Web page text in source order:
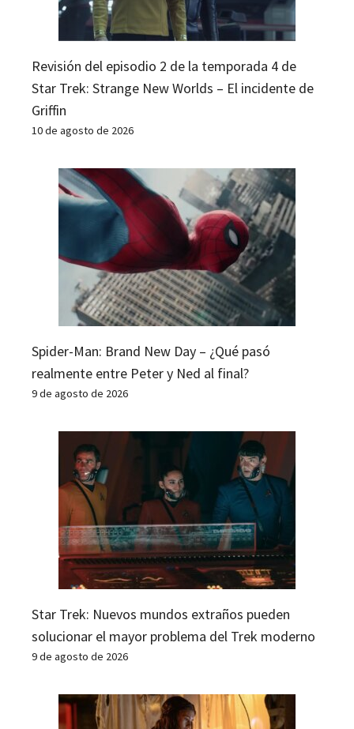
Revisión del episodio 2 de la temporada 4 de
Star Trek: Strange New Worlds – El incidente de
Griffin
10 de agosto de 2026
Spider-Man: Brand New Day – ¿Qué pasó
realmente entre Peter y Ned al final?
9 de agosto de 2026
Star Trek: Nuevos mundos extraños pueden
solucionar el mayor problema del Trek moderno
9 de agosto de 2026